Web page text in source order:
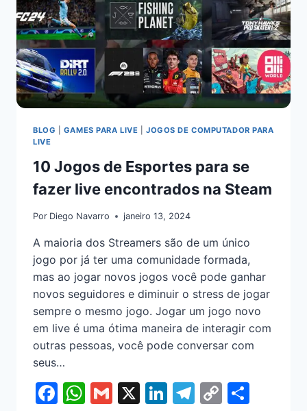
BLOG GAMES PARA LIVE |JOGOS DE COMPUTADOR PARA
LIVE
10 Jogos de Esportes para se
fazer live encontrados na Steam
Por Diego Navarro janeiro 13, 2024
A maioria dos Streamers são de um único
jogo por já ter uma comunidade formada,
mas ao jogar novos jogos você pode ganhar
novos seguidores e diminuir o stress de jogar
sempre o mesmo jogo. Jogar um jogo novo
em live é uma ótima maneira de interagir com
outras pessoas, você pode conversar com
seus…
Facebook
WhatsApp
Gmail
X LinkedIn
Telegram
Copy